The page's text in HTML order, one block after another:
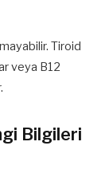
Tiroid
veya B12
Bilgileri